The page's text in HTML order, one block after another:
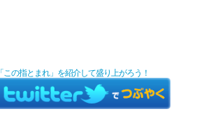
「この指とまれ」を紹介して盛り上がろう！